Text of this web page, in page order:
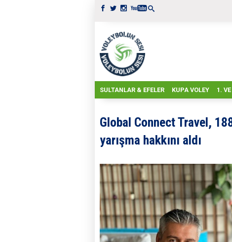
SULTANLAR & EFELER KUPA VOLEY 1.
Global Connect Travel,
yarışma hakkını aldı